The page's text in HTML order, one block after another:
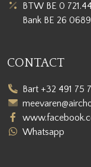
BTW BE 0
Bank BE 26
CONTACT
Bart +32 491 75
Whatsapp